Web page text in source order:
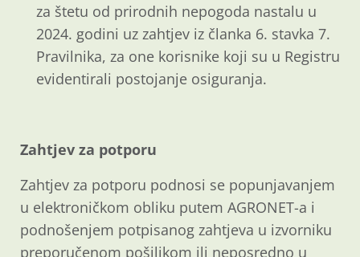
za štetu od prirodnih nepogoda nastalu u
2024. godini uz zahtjev iz članka 6. stavka 7.
Pravilnika, za one korisnike koji su u Registru
evidentirali postojanje osiguranja.
Zahtjev za potporu
Zahtjev za potporu podnosi se popunjavanjem
u elektroničkom obliku putem AGRONET-a i
podnošenjem potpisanog zahtjeva u izvorniku
preporučenom pošiljkom ili neposredno u